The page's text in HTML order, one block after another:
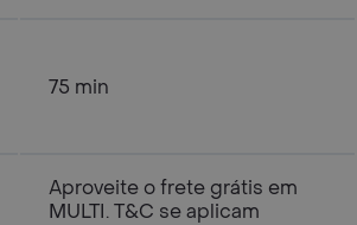
75 min
Aproveite o frete grátis em
MULTI. T&C se aplicam